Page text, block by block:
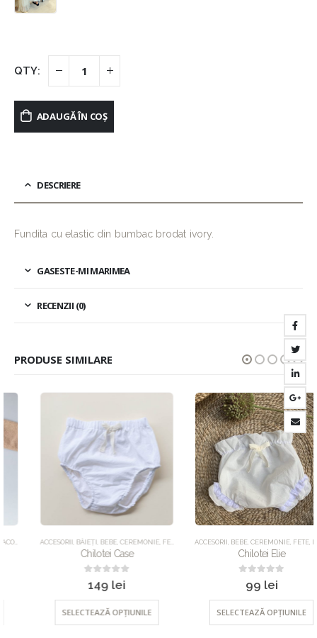
ADAUGĂ ÎN COȘ
DESCRIERE
Fundita cu elastic din bumbac brodat ivory.
GASESTE-MI MARIMEA
RECENZII (0)
PRODUSE SIMILARE
ACCESORII,BĂIEȚI, BEBE,CEREMONIE,FETE ,IMBRACAMINTE,UNCATEGORIZED
Chilotei Case
lei
SELECTEAZĂ OPȚIUNILE
ACCESORII,BEBE,CEREMONIE,FETE,IMBRACAMINTE
Chilotei Elie
lei
SELECTEAZĂ OPȚIUNILE